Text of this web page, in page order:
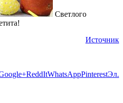
Светлого
Источник
ReddItWhatsAppPinterestЭл.